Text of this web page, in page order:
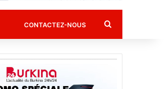
CONTACTEZ-NOUS Rechercher